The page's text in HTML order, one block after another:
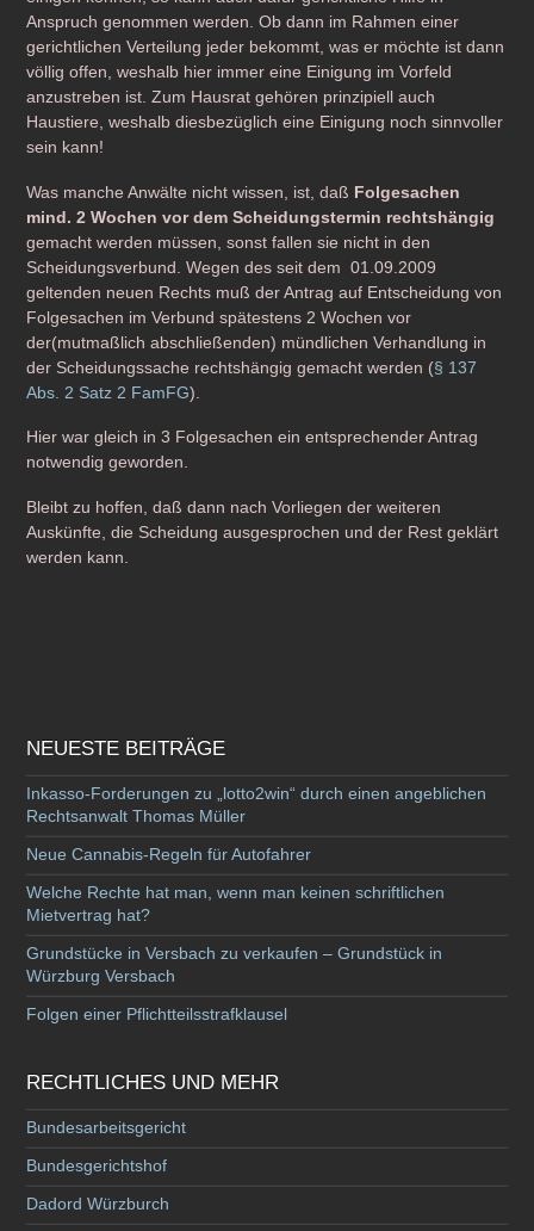
Anspruch genommen werden. Ob dann im Rahmen einer
gerichtlichen Verteilung jeder bekommt, was er möchte ist dann
völlig offen, weshalb hier immer eine Einigung im Vorfeld
anzustreben ist. Zum Hausrat gehören prinzipiell auch
Haustiere, weshalb diesbezüglich eine Einigung noch sinnvoller
sein kann!
Was manche Anwälte nicht wissen, ist, daß Folgesachen
mind. 2 Wochen vor dem Scheidungstermin rechtshängig
gemacht werden müssen, sonst fallen sie nicht in den
Scheidungsverbund. Wegen des seit dem 01.09.2009
geltenden neuen Rechts muß der Antrag auf Entscheidung von
Folgesachen im Verbund spätestens 2 Wochen vor
der(mutmaßlich abschließenden) mündlichen Verhandlung in
der Scheidungssache rechtshängig gemacht werden (§ 137
Abs. 2 Satz 2 FamFG).
Hier war gleich in 3 Folgesachen ein entsprechender Antrag
notwendig geworden.
Bleibt zu hoffen, daß dann nach Vorliegen der weiteren
Auskünfte, die Scheidung ausgesprochen und der Rest geklärt
werden kann.
NEUESTE BEITRÄGE
Inkasso-Forderungen zu „lotto2win“ durch einen angeblichen
Rechtsanwalt Thomas Müller
Neue Cannabis-Regeln für Autofahrer
Welche Rechte hat man, wenn man keinen schriftlichen
Mietvertrag hat?
Grundstücke in Versbach zu verkaufen – Grundstück in
Würzburg Versbach
Folgen einer Pflichtteilsstrafklausel
RECHTLICHES UND MEHR
Bundesarbeitsgericht
Bundesgerichtshof
Dadord Würzburch